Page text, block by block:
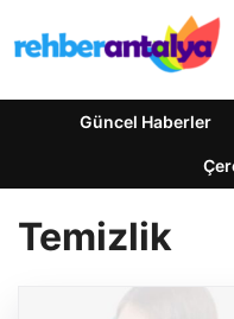
Güncel Haberler
Temizlik